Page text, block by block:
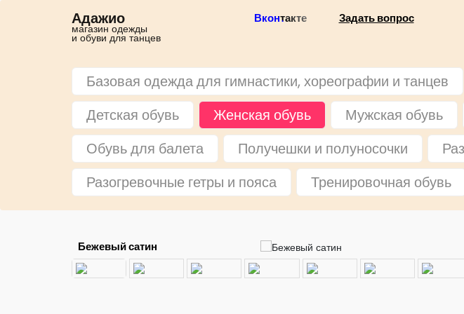
Адажио
магазин одежды
и обуви для танцев
Вконтакте Задать вопрос
Базовая одежда для гимнастики, хореографии и танцев
Детская обувь
Женская обувь Мужская обувь
Обувь для балета
Получешки и полуносочки
Разогревочные гетры и пояса
Тренировочная обувь
Бежевый сатин